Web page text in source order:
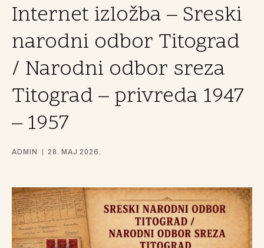
Internet izložba – Sreski
narodni odbor Titograd
/ Narodni odbor sreza
Titograd – privreda 1947
– 1957
ADMIN 28. MAJ 2026.